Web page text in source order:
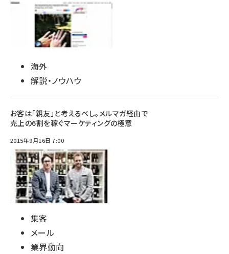
海外
解説・ノウハウ
お客は「親友」と考えるべし。メルマガ経由で
売上の6割を稼ぐマーケティングの極意
2015年9月16日 7:00
集客
メール
業界動向